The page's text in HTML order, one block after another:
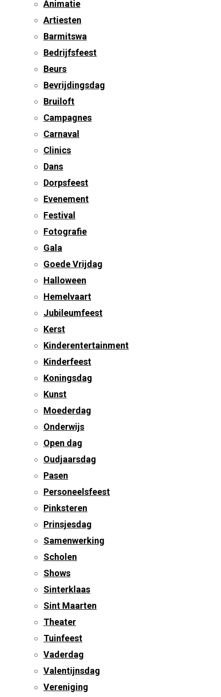
Animatie
Artiesten
Barmitswa
Bedrijfsfeest
Beurs
Bevrijdingsdag
Bruiloft
Campagnes
Carnaval
Clinics
Dans
Dorpsfeest
Evenement
Festival
Fotografie
Gala
Goede Vrijdag
Halloween
Hemelvaart
Jubileumfeest
Kerst
Kinderentertainment
Kinderfeest
Koningsdag
Kunst
Moederdag
Onderwijs
Open dag
Oudjaarsdag
Pasen
Personeelsfeest
Pinksteren
Prinsjesdag
Samenwerking
Scholen
Shows
Sinterklaas
Sint Maarten
Theater
Tuinfeest
Vaderdag
Valentijnsdag
Vereniging